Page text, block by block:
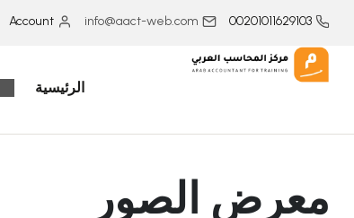
00201011629103
info@aact-web.com
Account
الرئيسية
معرض الصور